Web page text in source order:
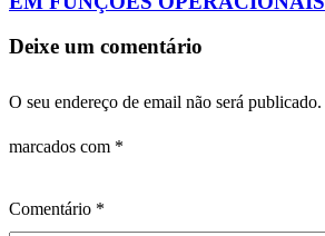
Deixe um comentário
O seu endereço de email não será publicado.
marcados com *
Comentário *